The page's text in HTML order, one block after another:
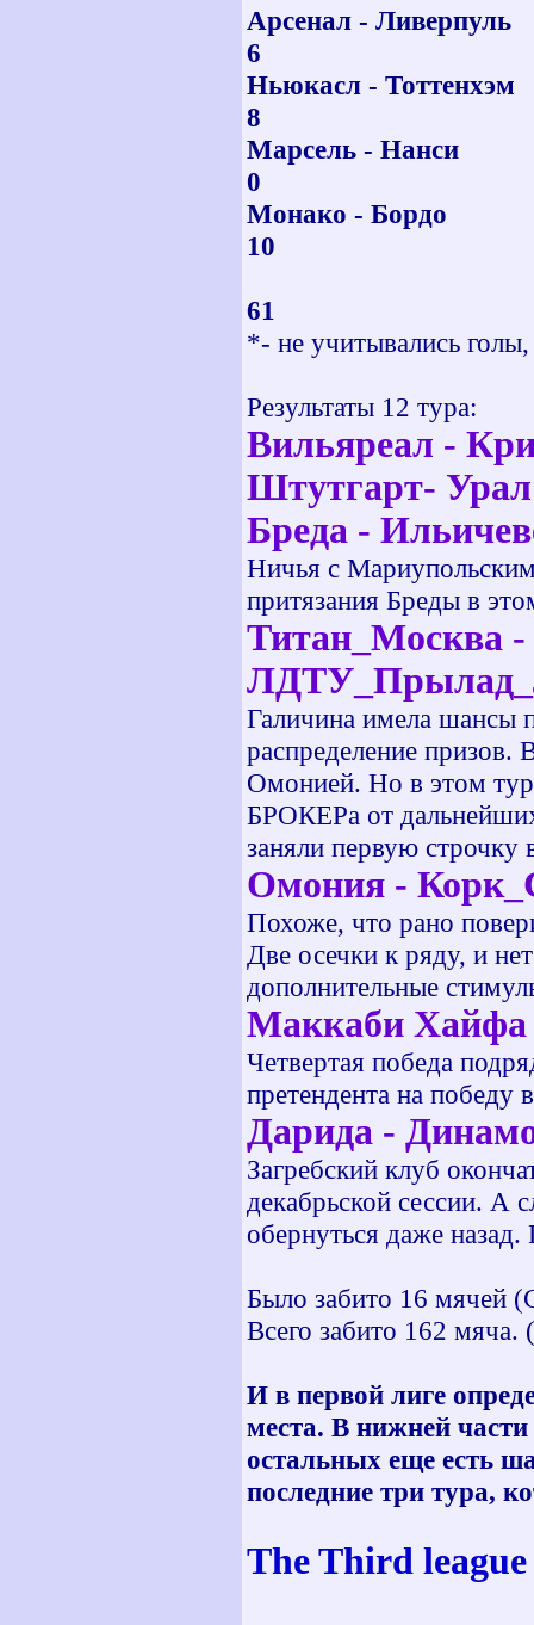
Арсенал -
6
Ньюкасл -
8
0
Монако
10
61
*- не учитывались
Результаты 12 тура:
Вильяреал -
Штутгарт- Урал
Бреда -
Ничья с
притязания Бреды в
Титан_Москва -
Галичина имела шансы
распределение призов.
Омонией. Но в этом
БРОКЕРа от
заняли первую строчку
Омония -
Похоже, что рано
Две осечки к ряду, и
дополнительные
Маккаби Хайфа
Четвертая победа
претендента на победу
Дарида -
Загребский клуб
декабрьской сессии. А
обернуться даже
Было забито 16 мячей
Всего забито 162
И в первой лиге
места. В нижней
остальных еще есть
последние три тура,
The Third